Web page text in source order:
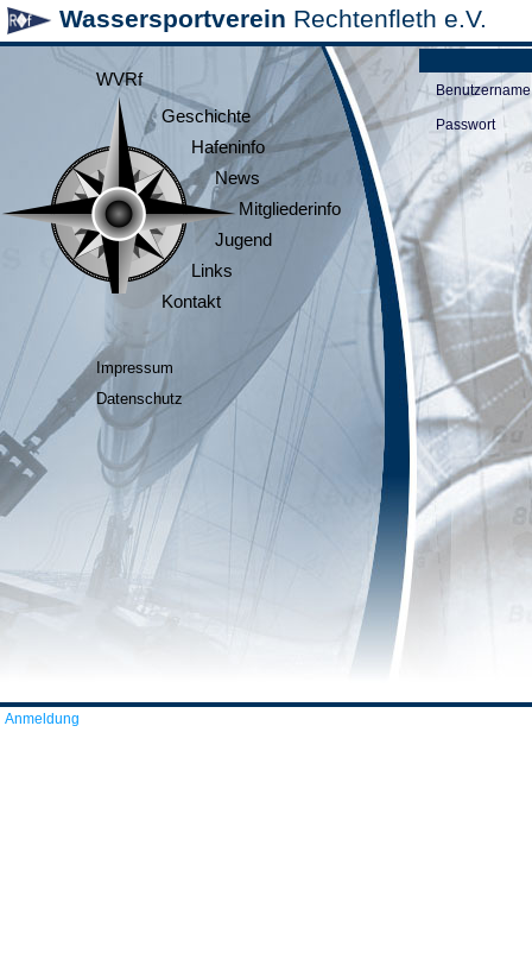
Wassersportverein Rechtenfleth e.V.
WVRf
Geschichte
Hafeninfo
News
Mitgliederinfo
Jugend
Links
Kontakt
Impressum
Datenschutz
Benutzername
Passwort
Anmeldung